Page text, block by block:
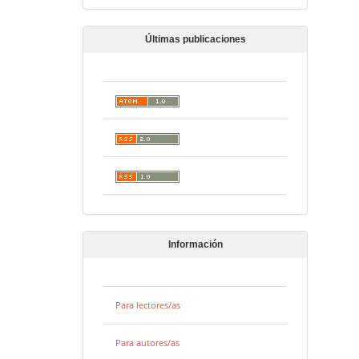
Últimas publicaciones
Información
Para lectores/as
Para autores/as